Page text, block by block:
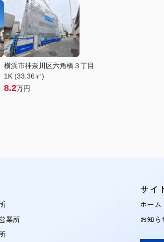
横浜市神奈川区六角橋３丁目
1K (33.36㎡)
8.2万円
業所
サイ
ホーム
お知ら